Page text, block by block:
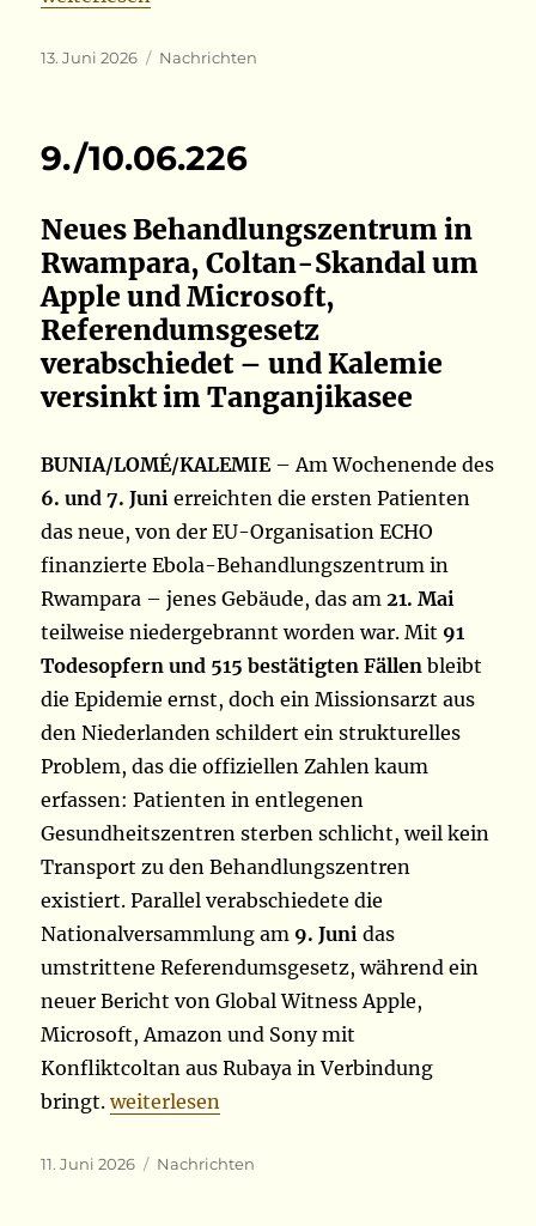
Veröffentlicht
13. Juni 2026 Kategorien
Nachrichten
9./10.06.226
Neues Behandlungszentrum in
Rwampara, Coltan-Skandal um
Apple und Microsoft,
Referendumsgesetz
verabschiedet – und Kalemie
versinkt im Tanganjikasee
BUNIA/LOMÉ/KALEMIE– Am Wochenende des
6. und 7. Juni erreichten die ersten Patienten
das neue, von der EU-Organisation ECHO
finanzierte Ebola-Behandlungszentrum in
Rwampara – jenes Gebäude, das am21. Mai
teilweise niedergebrannt worden war. Mit 91
Todesopfern und 515 bestätigten Fällen bleibt
die Epidemie ernst, doch ein Missionsarzt aus
den Niederlanden schildert ein strukturelles
Problem, das die offiziellen Zahlen kaum
erfassen: Patienten in entlegenen
Gesundheitszentren sterben schlicht, weil kein
Transport zu den Behandlungszentren
existiert. Parallel verabschiedete die
Nationalversammlung am 9. Juni das
umstrittene Referendumsgesetz, während ein
neuer Bericht von Global Witness Apple,
Microsoft, Amazon und Sony mit
Konfliktcoltan aus Rubaya in Verbindung
bringt.„9./10.06.226“
weiterlesen
Veröffentlicht
11. Juni 2026 Kategorien
Nachrichten